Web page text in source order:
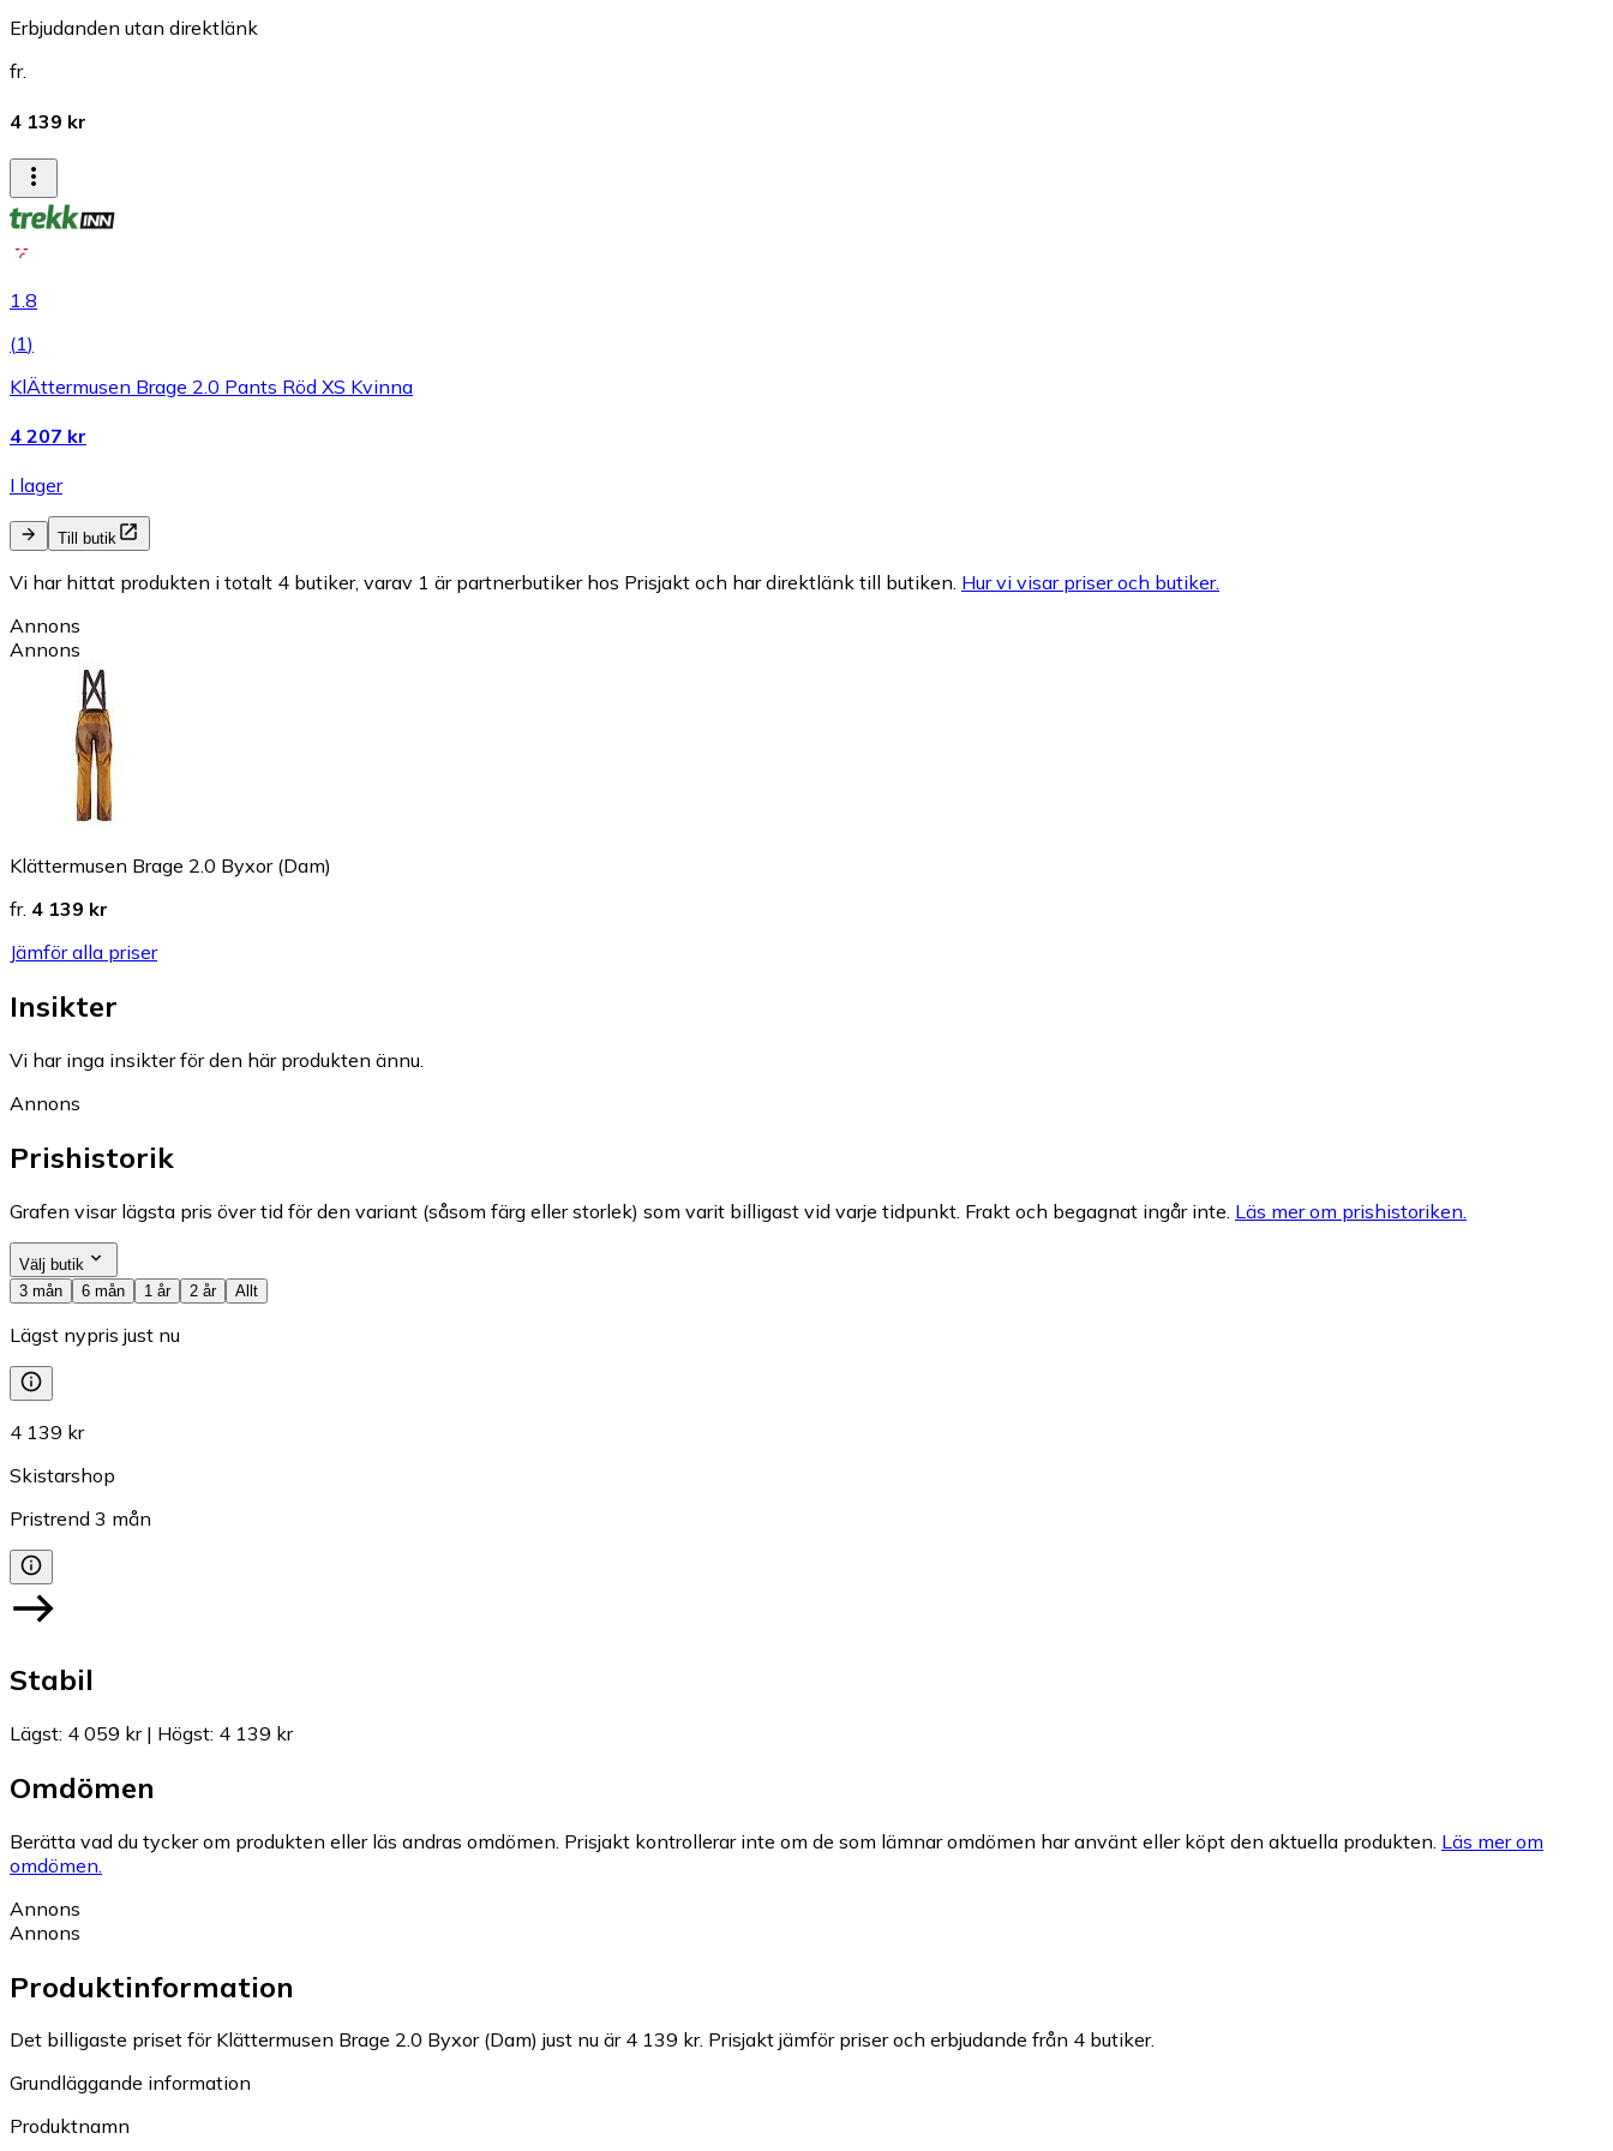
Erbjudanden utan direktlänk
fr.
4 139 kr
1.8
(1)
KlÄttermusen Brage 2.0 Pants Röd XS Kvinna
4 207 kr
I lager
Till butik
Vi har hittat produkten i totalt 4 butiker, varav 1 är partnerbutiker hos Prisjakt och har direktlänk till butiken. Hur vi visar priser och butiker.
Annons
Annons
Klättermusen Brage 2.0 Byxor (Dam)
fr. 4 139 kr
Jämför alla priser
Insikter
Vi har inga insikter för den här produkten ännu.
Annons
Prishistorik
Grafen visar lägsta pris över tid för den variant (såsom färg eller storlek) som varit billigast vid varje tidpunkt. Frakt och begagnat ingår inte. Läs mer om prishistoriken.
Välj butik
3 mån
6 mån 1 år 2 år Allt
Lägst nypris just nu
4 139 kr
Skistarshop
Pristrend 3 mån
Stabil
Lägst: 4 059 kr| Högst: 4 139 kr
Omdömen
Berätta vad du tycker om produkten eller läs andras omdömen. Prisjakt kontrollerar inte om de som lämnar omdömen har använt eller köpt den aktuella produkten. Läs mer om
omdömen.
Annons
Annons
Produktinformation
Det billigaste priset för Klättermusen Brage 2.0 Byxor (Dam) just nu är 4 139 kr. Prisjakt jämför priser och erbjudande från 4 butiker.
Grundläggande information
Produktnamn